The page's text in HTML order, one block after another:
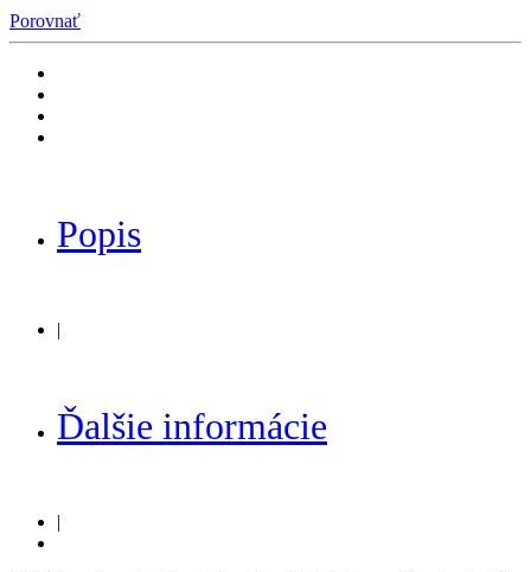
Porovnať
Popis
|
Ďalšie informácie
|